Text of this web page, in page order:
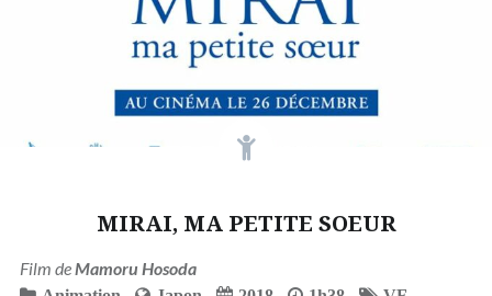
MIRAI, MA PETITE SOEUR
Film deMamoru Hosoda